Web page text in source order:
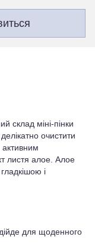
склад міні-пінки
очистити
активним
листя алое. Алое
і
для щоденного